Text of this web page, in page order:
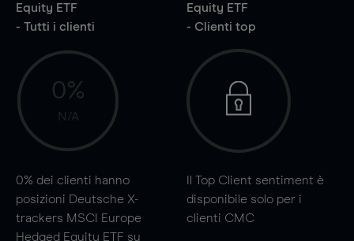
Equity ETF
- Tutti i clienti
0%
N/A
0% dei clienti hanno
posizioni Deutsche X-
trackers MSCI Europe
Hedged Equity ETF su
Equity ETF
- Clienti top
Il Top Client sentiment è
disponibile solo per i
clienti CMC